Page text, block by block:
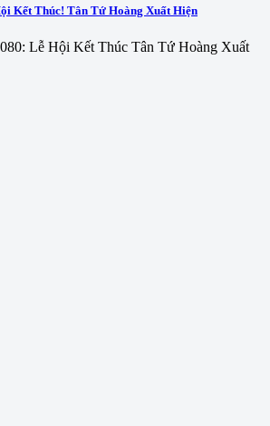
Kết Thúc! Tân Tứ Hoàng Xuất Hiện
Lễ Hội Kết Thúc Tân Tứ Hoàng Xuất